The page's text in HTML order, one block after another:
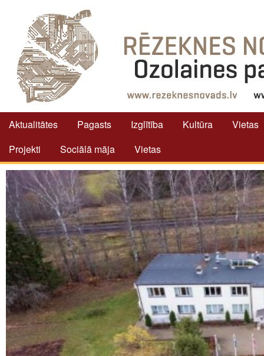
Aktualitātes Pagasts Izglītība Kultūra
Vietas
Projekti
Sociālā māja Vietas